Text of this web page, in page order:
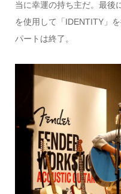
当に幸運の持ち主だ。最後
を使用して「IDENTITY」
パートは終了。